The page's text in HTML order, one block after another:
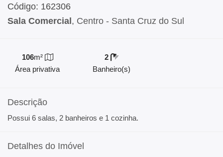
Código: 162306
Sala Comercial , Centro - Santa Cruz do Sul
106m²
Área privativa
2
Banheiro(s)
Descrição
Possui 6 salas, 2 banheiros e 1 cozinha.
Detalhes do Imóvel